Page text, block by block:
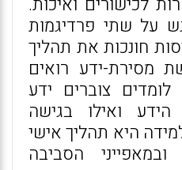
על שתי פרדיגמות
חונכות את תהליך
מסירת-ידע רואים
צוברים ידע
ואילו בגישה
היא תהליך אישי
הסביבה